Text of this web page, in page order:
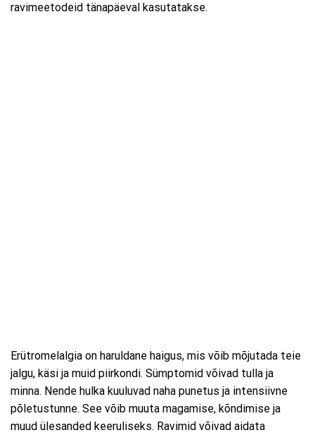
ravimeetodeid tänapäeval kasutatakse.
Erütromelalgia on haruldane haigus, mis võib mõjutada teie
jalgu, käsi ja muid piirkondi. Sümptomid võivad tulla ja
minna. Nende hulka kuuluvad naha punetus ja intensiivne
põletustunne. See võib muuta magamise, kõndimise ja
muud ülesanded keeruliseks. Ravimid võivad aidata